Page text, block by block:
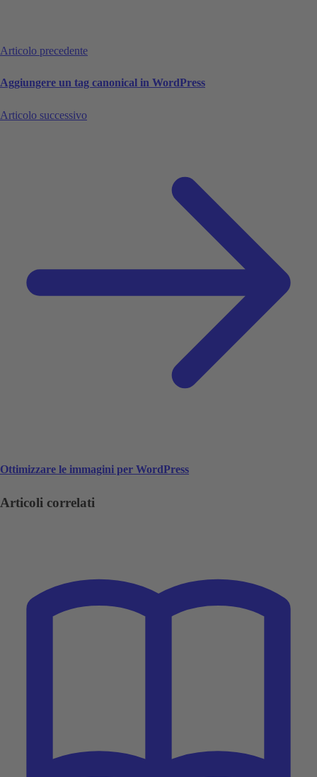
Articolo precedente
Aggiungere un tag canonical in WordPress
Articolo successivo
Ottimizzare le immagini per WordPress
Articoli correlati